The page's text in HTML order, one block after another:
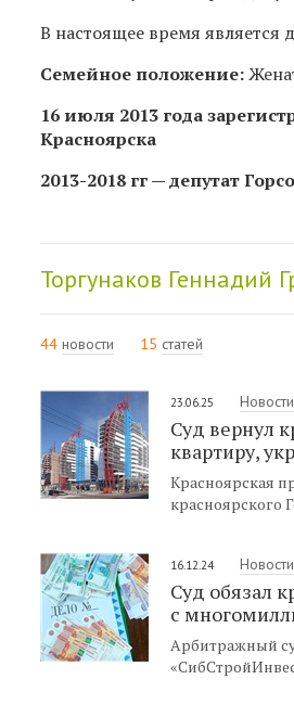
В настоящее время является
Семейное положение:
16 июля 2013 года
Красноярска
2013-2018 гг — депутат
Торгунаков Геннадий
44 новости 15 статей
23.06.25 Новости
Суд вернул
квартиру,
Красноярская
красноярского
16.12.24 Новости
Суд обязал
с
Арбитражный